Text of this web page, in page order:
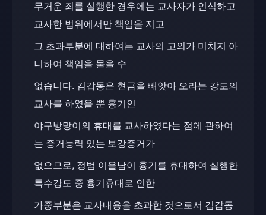
무거운 죄를 실행한 경우에는 교사자가 인식하고
교사한 범위에서만 책임을 지고
그 초과부분에 대하여는 교사의 고의가 미치지 아
니하여 책임을 물을 수
없습니다. 김갑동은 현금을 빼앗아 오라는 강도의
교사를 하였을 뿐 흉기인
야구방망이의 휴대를 교사하였다는 점에 관하여
는 증거능력 있는 보강증거가
없으므로, 정범 이을남이 흉기를 휴대하여 실행한
특수강도 중 흉기휴대로 인한
가중부분은 교사내용을 초과한 것으로서 김갑동